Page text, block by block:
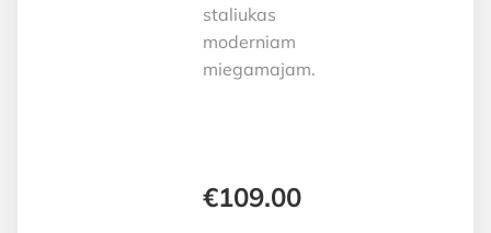
staliukas
moderniam
miegamajam.
€109.00